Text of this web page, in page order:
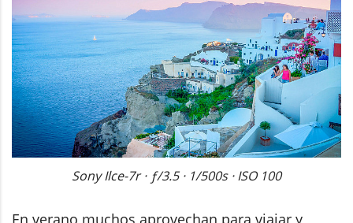
Sony Ilce-7r · ƒ/3.5 · 1/500s · ISO 100